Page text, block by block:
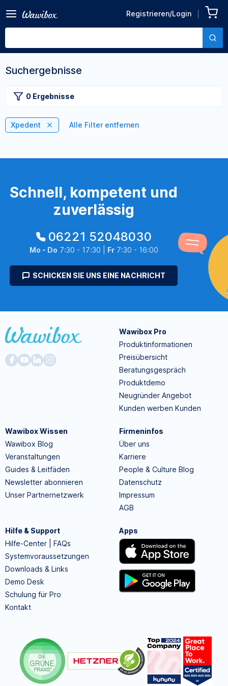
Registrieren/Login
Suchergebnisse
0 Ergebnisse
Xpedent Alle Filter entfernen
Schnell, kompetent und
zuverlässig
06221 52048030
Mo - Do 7:30 - 17:30 | Fr7:30 - 16:00
SCHICKEN SIE UNS EINE NACHRICHT
Wawibox Pro
Produktinformationen
Preisübersicht
Beratungsgespräch
Produktdemo
Neugründer Angebot
Kunden werben Kunden
Wawibox Wissen
Wawibox Blog
Veranstaltungen
Guides & Leitfäden
Newsletter abonnieren
Unser Partnernetzwerk
Firmeninfos
Über uns
Karriere
People & Culture Blog
Datenschutz
Impressum
AGB
Hilfe & Support
Hilfe-Center | FAQs
Systemvoraussetzungen
Downloads & Links
Demo Desk
Schulung für Pro
Kontakt
Apps